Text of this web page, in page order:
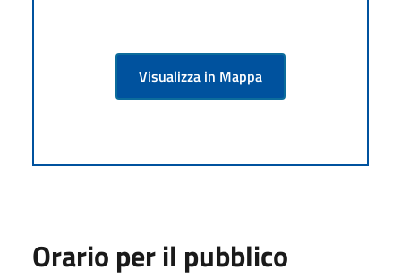
Visualizza in Mappa
Orario per il pubblico